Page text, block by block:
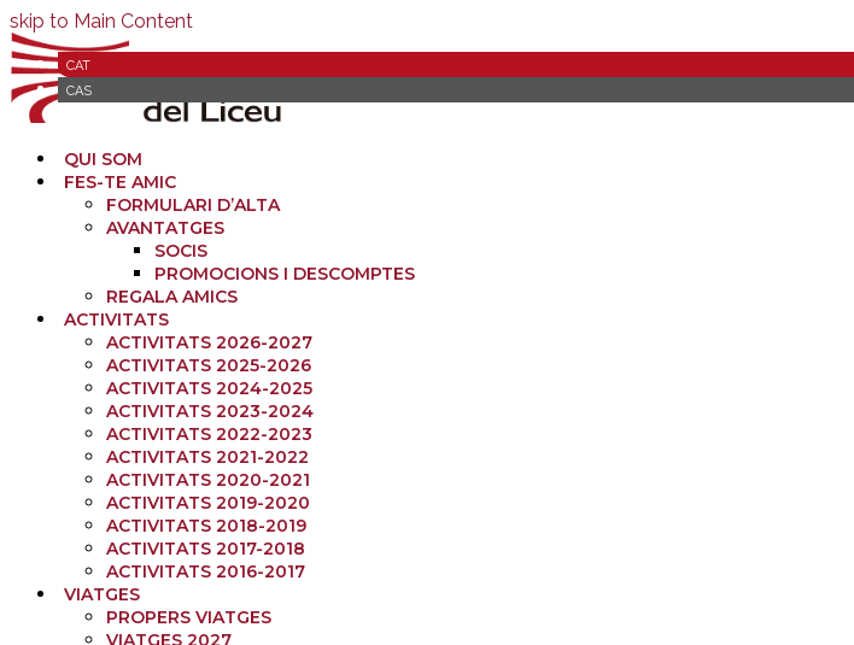
skip to Main Content
CAT
CAS
QUI SOM
FES-TE AMIC
FORMULARI D’ALTA
AVANTATGES
SOCIS
PROMOCIONS I DESCOMPTES
REGALA AMICS
ACTIVITATS
ACTIVITATS 2026-2027
ACTIVITATS 2025-2026
ACTIVITATS 2024-2025
ACTIVITATS 2023-2024
ACTIVITATS 2022-2023
ACTIVITATS 2021-2022
ACTIVITATS 2020-2021
ACTIVITATS 2019-2020
ACTIVITATS 2018-2019
ACTIVITATS 2017-2018
ACTIVITATS 2016-2017
VIATGES
PROPERS VIATGES
VIATGES 2027